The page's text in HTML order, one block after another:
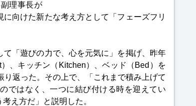
理事長が
向けた新たな考え方として「フェーズフリ
「遊びの力で、心を元気に」を掲げ、昨年
、キッチン（Kitchen）、ベッド（Bed）を
返った。その上で、「これまで積み上げて
ではなく、一つに結び付ける時を迎えてい
え方だ」と説明した。